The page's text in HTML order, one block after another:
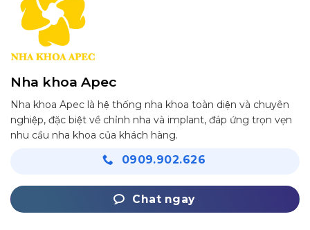
Nha khoa Apec
Nha khoa Apec là hệ thống nha khoa toàn diện và chuyên
nghiệp, đặc biệt về chỉnh nha và implant, đáp ứng trọn vẹn
nhu cầu nha khoa của khách hàng.
0909.902.626
Chat ngay